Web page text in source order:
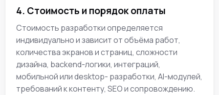
4. Стоимость и порядок оплаты
Стоимость разработки определяется
индивидуально и зависит от объёма работ,
количества экранов и страниц, сложности
дизайна, backend-логики, интеграций,
мобильной или desktop- разработки, AI-модулей,
требований к контенту, SEO и сопровождению.